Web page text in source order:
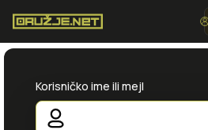
Korisničko ime ili mejl